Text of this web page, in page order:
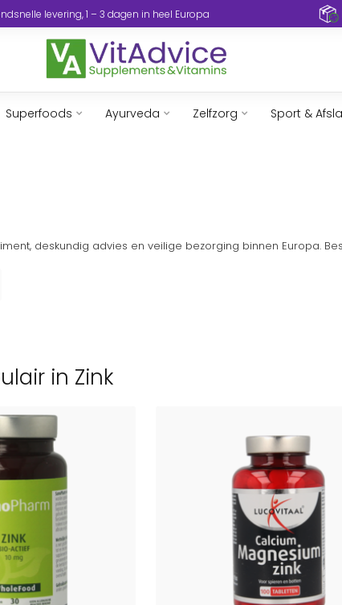
levering, 1 – 3 dagen in heel Europa
Superfoods Ayurveda Zelfzorg Sport &
deskundig advies en veilige bezorging binnen Europa.
in Zink